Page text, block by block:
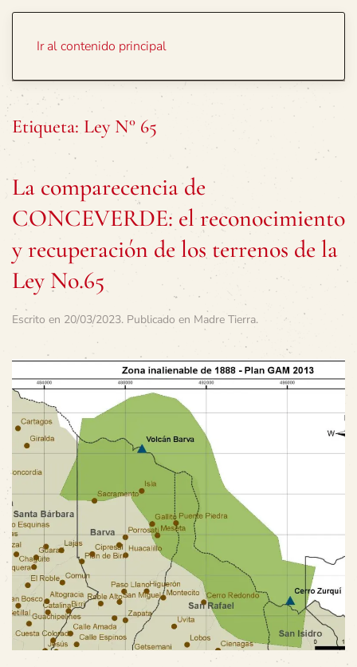
Ir al contenido principal
Etiqueta: Ley N° 65
La comparecencia de
CONCEVERDE: el reconocimiento
y recuperación de los terrenos de la
Ley No.65
Escrito en 20/03/2023. Publicado en Madre Tierra.